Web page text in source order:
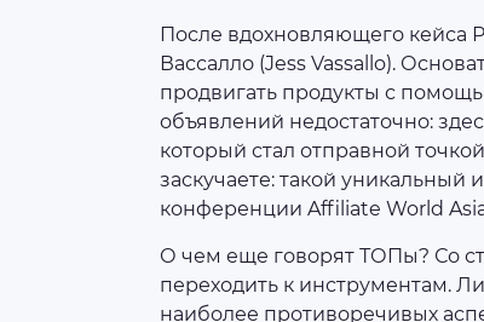
После вдохновляющего кейса
Вассалло (Jess Vassallo).
продвигать продукты с
объявлений недостаточно:
который стал отправной
заскучаете: такой
конференции Affiliate World
О чем еще говорят ТОПы? Со
переходить к инструментам.
наиболее противоречивых